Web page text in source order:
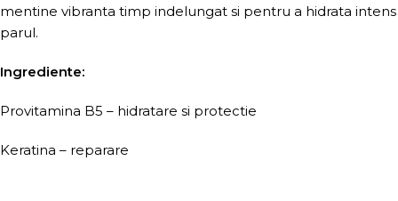
mentine vibranta timp indelungat si pentru a hidrata intens
parul.
Ingrediente:
Provitamina B5 – hidratare si protectie
Keratina – reparare